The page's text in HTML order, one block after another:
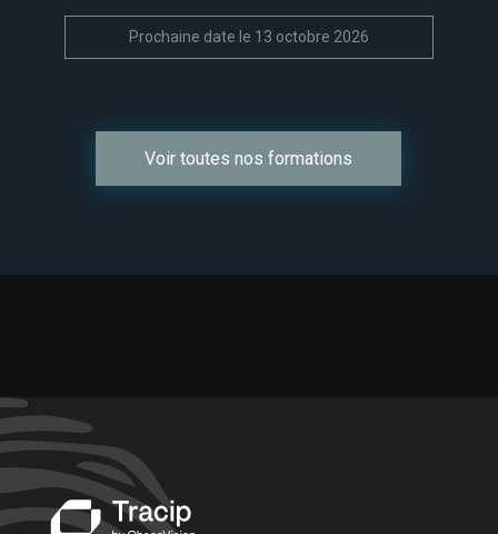
Prochaine date le 13 octobre 2026
Voir toutes nos formations